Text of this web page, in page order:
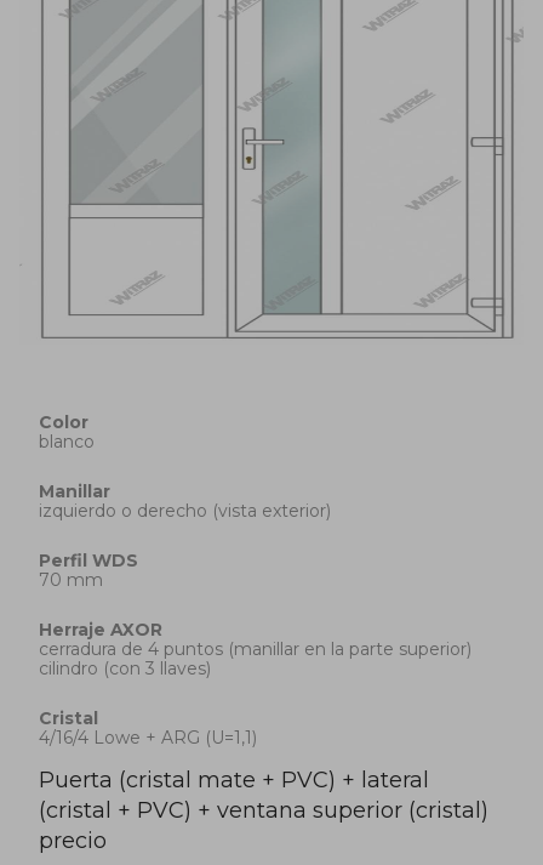
Color
blanco
Manillar
izquierdo o derecho (vista exterior)
Perfil WDS
70 mm
Herraje AXOR
cerradura de 4 puntos (manillar en la parte superior)
cilindro (con 3 llaves)
Cristal
4/16/4 Lowe + ARG (U=1,1)
Puerta (cristal mate + PVC) + lateral
(cristal + PVC) + ventana superior (cristal)
precio